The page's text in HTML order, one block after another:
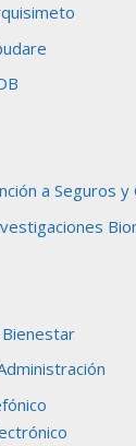
a Seguros y